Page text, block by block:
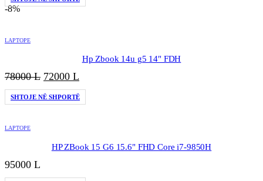
-8%
LAPTOPE
Hp Zbook 14u g5 14" FDH
78000L Çmimi
origjinal
qe:
72000 L
i
tanishëm
SHTOJE NË SHPORTË
LAPTOPE
HP ZBook 15 G6 15.6" FHD Core i7-9850H
95000 L